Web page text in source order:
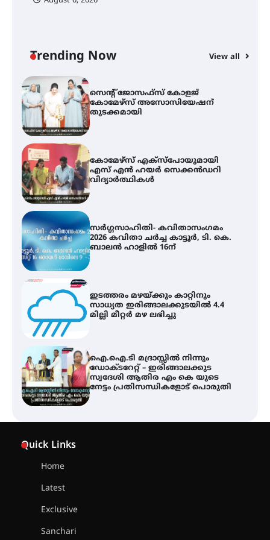
Trending Now View all
വെള്ളിയാഴ്ച സ്‌ക്രീൻ ചെയ്യുന്നു
സെന്റ് ജോസഫ്സ് കോളജ്
കോമേഴ്‌സ് അസോസിയേഷന്
തുടക്കമായി
കോമേഴ്സ് എക്സ്പോയുമായി
എസ് എൻ ഹയർ സെക്കൻഡറി
വിദ്യാർത്ഥികൾ
സർഗ്ഗസാഹിതി- കവിതാസംഗമം
2026 കവിതാ ചർച്ച കാട്ടൂർ, ടി. കെ.
ബാലൻ ഹാളിൽ 16ന്
ഇടത്തരം മഴയ്ക്കും കാറ്റിനും
സാധ്യത ഇരിങ്ങാലക്കുടയിൽ 4.4
മില്ലി മീറ്റർ മഴ ലഭിച്ചു
ഐ.ഐ.ടി മദ്രാസ്സിൽ നിന്നും
ഡോക്ടറേറ്റ് – ഇരിങ്ങാലക്കുട
സ്വദേശി ആതിര എം കെ യുടെ
നേട്ടം പ്രതിസന്ധികളോട് പൊരുതി
Quick Links
Home
Latest
Exclusive
Sanchari